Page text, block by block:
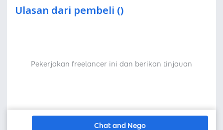
Ulasan dari pembeli ()
Pekerjakan freelancer ini dan berikan tinjauan
Chat and Nego